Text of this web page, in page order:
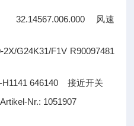
32.14567.006.000
风速
G24K31/F1V R90097481
646140接近开关
Nr.: 1051907